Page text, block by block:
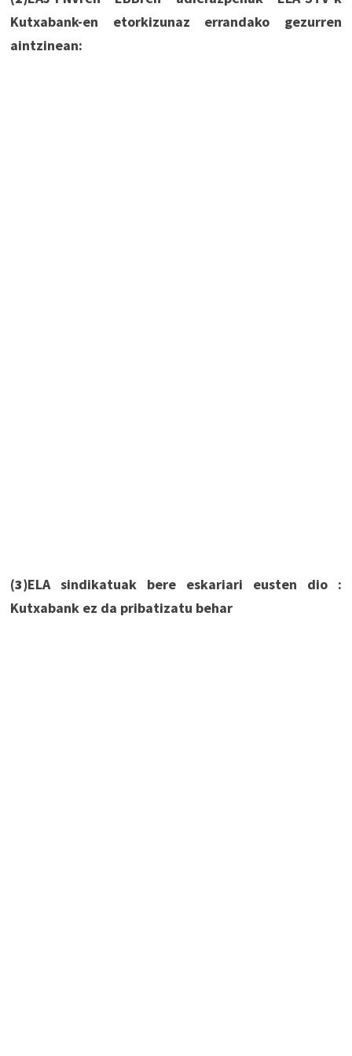
Kutxabank-en etorkizunaz errandako gezurren
aintzinean:
(3)ELA sindikatuak bere eskariari eusten dio :
Kutxabank ez da pribatizatu behar